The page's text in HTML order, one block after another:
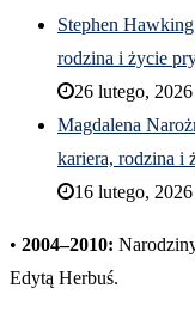
Stephen
rodzina i życie
26 lutego, 2026
Magdalena
kariera, rodzina i
16 lutego, 2026
• 2004–2010:
Edytą Herbuś.